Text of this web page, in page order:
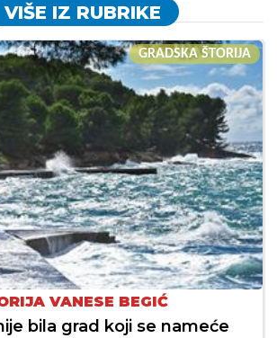
VIŠE IZ RUBRIKE
GRADSKA ŠTORIJA
VANESE BEGIĆ
bila grad koji se nameće